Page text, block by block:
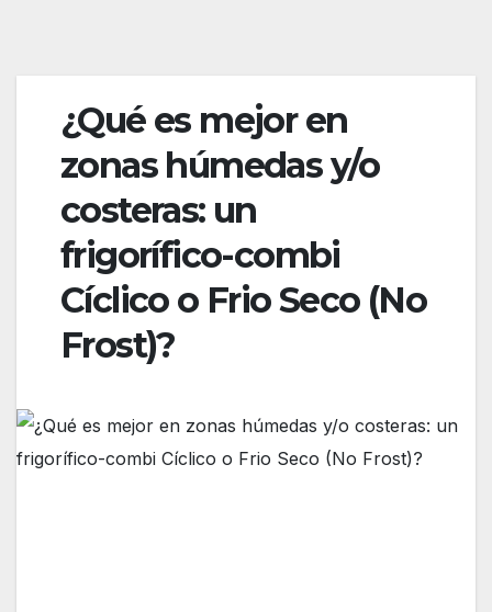
¿Qué es mejor en
zonas húmedas y/o
costeras: un
frigorífico-combi
Cíclico o Frio Seco (No
Frost)?